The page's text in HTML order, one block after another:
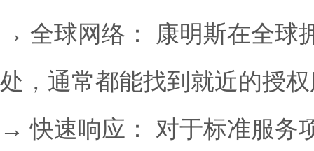
→ 全球网络： 康明斯在全球
处，通常都能找到就近的授
→ 快速响应： 对于标准服务